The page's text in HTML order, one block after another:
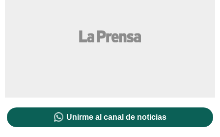
Unirme al canal de noticias